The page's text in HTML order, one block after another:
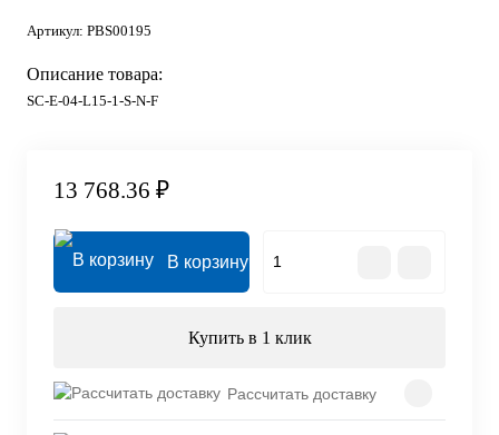
Артикул: PBS00195
Описание товара:
SC-E-04-L15-1-S-N-F
13 768.36 ₽
В корзину
Купить в 1 клик
Рассчитать доставку